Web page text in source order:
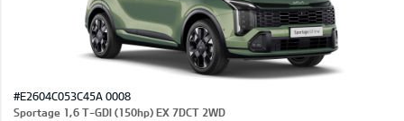
#E2604C053C45A 0008
Sportage 1,6 T-GDI (150hp) EX 7DCT 2WD